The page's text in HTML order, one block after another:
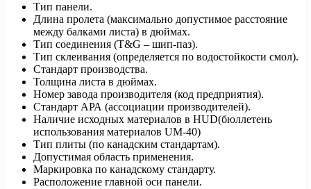
Тип панели.
Длина пролета (максимально допустимое расстояние
между балками листа) в дюймах.
Тип соединения (T&G – шип-паз).
Тип склеивания (определяется по водостойкости смол).
Стандарт производства.
Толщина листа в дюймах.
Номер завода производителя (код предприятия).
Стандарт АРА (ассоциации производителей).
Наличие исходных материалов в HUD(бюллетень
использования материалов UM-40)
Тип плиты (по канадским стандартам).
Допустимая область применения.
Маркировка по канадскому стандарту.
Расположение главной оси панели.